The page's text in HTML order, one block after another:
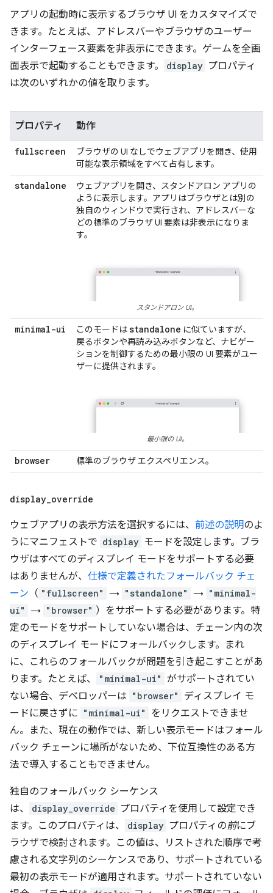
アプリの起動時に表示するブラウザ UI をカスタマイズで
きます。たとえば、アドレスバーやブラウザのユーザー
インターフェース要素を非表示にできます。ゲームを全画
面表示で起動することもできます。
display プロパティ
は次のいずれかの値を取ります。
プロパティ 動作
fullscreen
ブラウザの UI なしでウェブアプリを開き、使用
可能な表示領域をすべて占有します。
standalone
ウェブアプリを開き、スタンドアロン アプリの
ように表示します。アプリはブラウザとは別の
独自のウィンドウで実行され、アドレスバーな
どの標準のブラウザ UI 要素は非表示になりま
す。
スタンドアロン UI。
minimal-ui このモードはstandalone に似ていますが、
戻るボタンや再読み込みボタンなど、ナビゲー
ションを制御するための最小限の UI 要素がユー
ザーに提供されます。
最小限の UI。
browser 標準のブラウザ エクスペリエンス。
display_override
ウェブアプリの表示方法を選択するには、 前述の説明のよ
うにマニフェストで display モードを設定します。ブラ
ウザはすべてのディスプレイ モードをサポートする必要
はありませんが、 仕様で定義されたフォールバック チェ
ーン （ "fullscreen" → "standalone" → "minimal-
ui" → "browser" ）をサポートする必要があります。特
定のモードをサポートしていない場合は、チェーン内の次
のディスプレイ モードにフォールバックします。
まれ
に、これらのフォールバックが問題を引き起こすことがあ
ります。たとえば、
"minimal-ui" がサポートされてい
ない場合、デベロッパーは "browser"
ディスプレイ モ
ードに戻さずに "minimal-ui"
をリクエストできませ
ん。また、現在の動作では、新しい表示モードはフォール
バック チェーンに場所がないため、下位互換性のある方
法で導入することもできません。
独自のフォールバック シーケンス
は、
display_override プロパティを使用して設定でき
ます。このプロパティは、
display プロパティの前にブ
ラウザで検討されます。この値は、リストされた順序で考
慮される文字列のシーケンスであり、サポートされている
最初の表示モードが適用されます。サポートされていない